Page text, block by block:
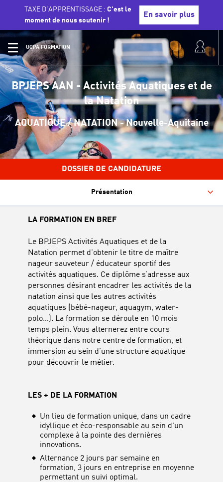
TAXE D'APPRENTISSAGE :C'est le
moment de nous soutenir !
En savoir plus
UCPA FORMATION
BPJEPS AAN - Activités Aquatiques et de
la Natation
AQUATIQUE / NATATION - Nouvelle-Aquitaine
DOSSIER DE CANDIDATURE
Présentation
LA FORMATION EN BREF
Le BPJEPS Activités Aquatiques et de la
Natation permet d'obtenir le titre de maître
nageur sauveteur / éducateur sportif des
activités aquatiques. Ce diplôme s’adresse aux
personnes désirant encadrer les activités de la
natation ainsi que les autres activités
aquatiques (bébé-nageur, aquagym, water-
polo…). La formation se déroule en 10 mois
temps plein. Vous alternerez entre cours
théorique dans notre centre de formation, et
immersion au sein d'une structure aquatique
pour découvrir le métier.
LES + DE LA FORMATION
Un lieu de formation unique, dans un cadre
idyllique et éco-responsable au sein d'un
complexe à la pointe des dernières
innovations.
Alternance 2 jours par semaine en
formation, 3 jours en entreprise en moyenne
permettant un suivi optimal.